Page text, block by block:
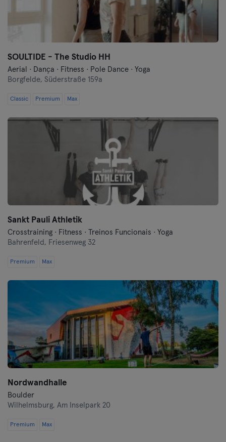
SOULTIDE - The Studio HH
Aerial · Dança · Fitness · Pole Dance · Yoga
Borgfelde, Süderstraße 159a
Classic Premium Max
Sankt Pauli Athletik
Crosstraining · Fitness · Treinos Funcionais · Yoga
Bahrenfeld, Friesenweg 32
Premium Max
Nordwandhalle
Boulder
Wilhelmsburg, Am Inselpark 20
Premium Max